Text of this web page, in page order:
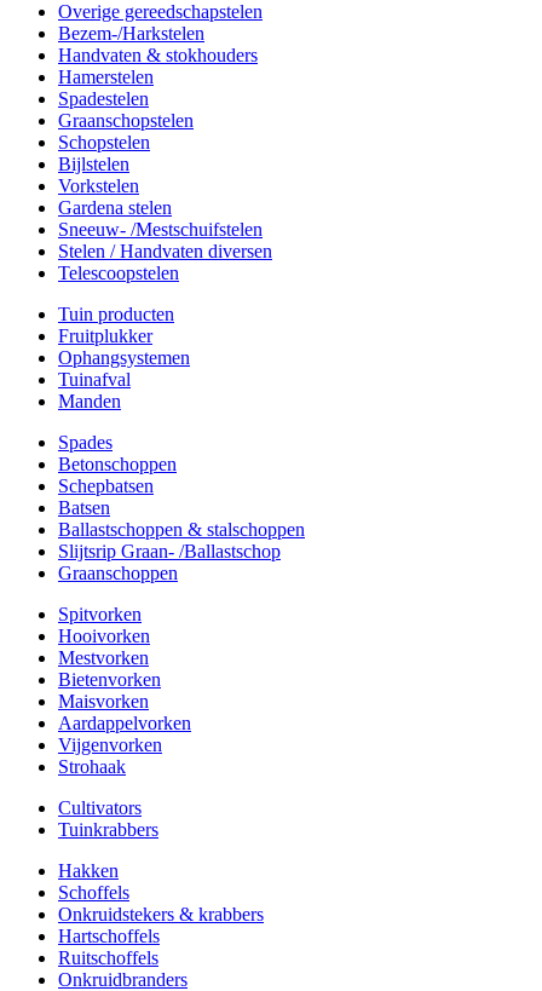
Overige gereedschapstelen
Bezem-/Harkstelen
Handvaten & stokhouders
Hamerstelen
Spadestelen
Graanschopstelen
Schopstelen
Bijlstelen
Vorkstelen
Gardena stelen
Sneeuw- /Mestschuifstelen
Stelen / Handvaten diversen
Telescoopstelen
Tuin producten
Fruitplukker
Ophangsystemen
Tuinafval
Manden
Spades
Betonschoppen
Schepbatsen
Batsen
Ballastschoppen & stalschoppen
Slijtsrip Graan- /Ballastschop
Graanschoppen
Spitvorken
Hooivorken
Mestvorken
Bietenvorken
Maisvorken
Aardappelvorken
Vijgenvorken
Strohaak
Cultivators
Tuinkrabbers
Hakken
Schoffels
Onkruidstekers & krabbers
Hartschoffels
Ruitschoffels
Onkruidbranders